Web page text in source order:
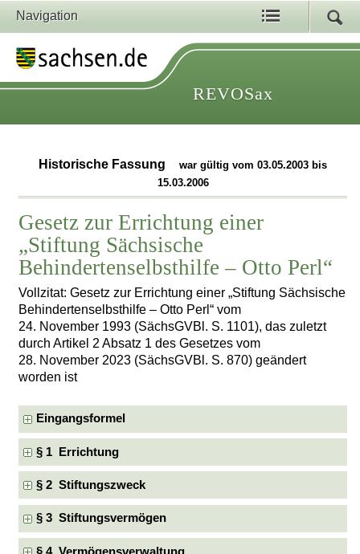
Navigation
REVOSax
Historische Fassung
war gültig vom 03.05.2003 bis
15.03.2006
Gesetz zur Errichtung einer
„Stiftung Sächsische
Behindertenselbsthilfe – Otto Perl“
Vollzitat: Gesetz zur Errichtung einer „Stiftung Sächsische
Behindertenselbsthilfe – Otto Perl“ vom
24. November 1993 (SächsGVBl. S. 1101), das zuletzt
durch Artikel 2 Absatz 1 des Gesetzes vom
28. November 2023 (SächsGVBl. S. 870) geändert
worden ist
Eingangsformel
§ 1 Errichtung
§ 2 Stiftungszweck
§ 3 Stiftungsvermögen
§ 4 Vermögensverwaltung